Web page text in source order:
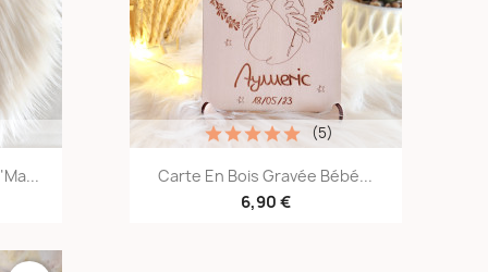
Aperçu rapide
Carte En Bois Gravée Bébé...
6,90 €
(5)